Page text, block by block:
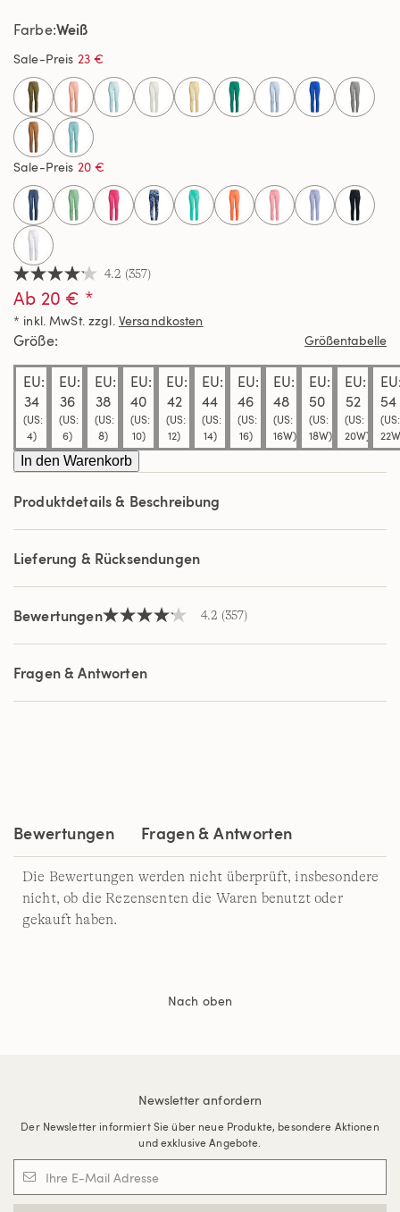
4.2
von
5
Sternen,
Durchschnittswert
Bewertung.
Read
357
Reviews.
Link
auf
derselben
Seite.
4.2 (357)
Ab 20 € *
* inkl. MwSt. zzgl. Versandkosten
FarbeWeiß
Sale-Preis 23 €
Sale-Preis 20 €
selected
Größe Größentabelle
EU:
34
(US:
4)
EU:
36
(US:
6)
EU:
38
(US:
8)
EU:
40
(US:
10)
EU:
42
(US:
12)
EU:
44
(US:
14)
EU:
46
(US:
16)
EU:
48
(US:
16W)
EU:
50
(US:
18W)
EU:
52
(US:
20W)
54
(US:
In den Warenkorb
Produktdetails & Beschreibung
Lieferung & Rücksendungen
Bewertungen4.2
5
Sternen,
Durchschnittswert
Bewertung.
4.2 (357)
Fragen & Antworten
Bewertungen Fragen & Antworten
Die Bewertungen werden nicht überprüft, insbesondere
nicht, ob die Rezensenten die Waren benutzt oder
gekauft haben.
Nach oben
Newsletter anfordern
Der Newsletter informiert Sie über neue Produkte, besondere Aktionen
und exklusive Angebote.